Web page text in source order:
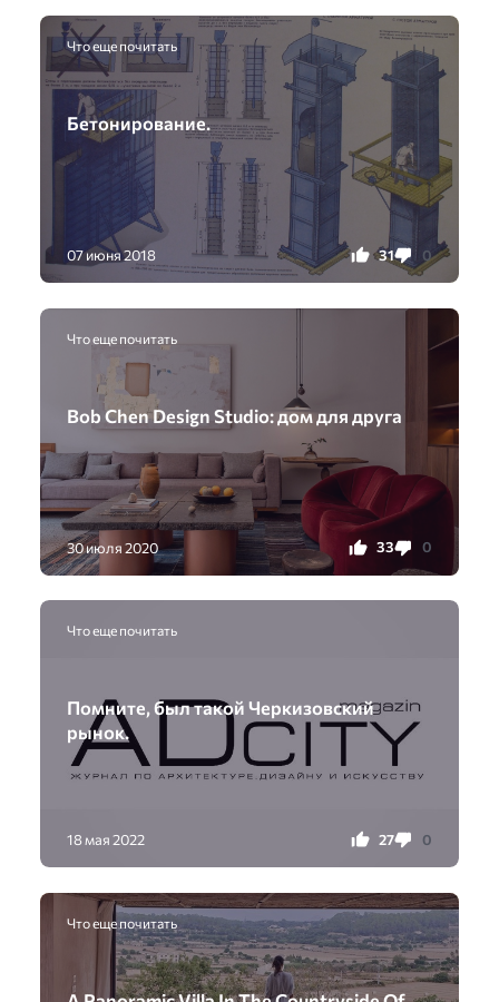
Что еще почитать
Бетонирование.
07 июня 2018 31 0
Что еще почитать
Bob Chen Design Studio: дом для друга
30 июля 2020 33 0
Что еще почитать
Помните, был такой Черкизовский
рынок.
18 мая 2022 27 0
Что еще почитать